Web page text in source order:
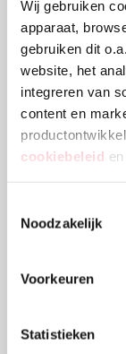
Wij gebruiken
apparaat,
gebruiken dit
website, het
integreren van
content en
cookiebeleid
Noodzakelijk
Voorkeuren
Statistieken
Bruno de Bever